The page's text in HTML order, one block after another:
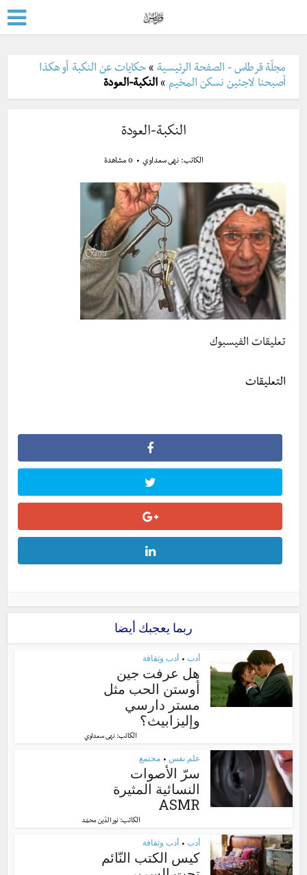
مجلّة قرطاس - الصفحة الرئيسية »حكايات عن النكبة أو هكذا
أصبحنا لاجئين نسكن المخيم »النكبة-العودة
النكبة-العودة
الكاتب:نهى سعداوي 0 مشاهدة
تعليقات الفيسبوك
التعليقات
ربما يعجبك أيضا
أدب • أدب وثقافة
هل عرفت جين
أوستن الحب مثل
مستر دارسي
وإليزابيث؟
الكاتب: نهى سعداوي
علم نفس • مجتمع
سرّ الأصوات
النسائية المثيرة
ASMR
الكاتب:نور الدّين محمّد
أدب • أدب وثقافة
كيس الكتب النّائم